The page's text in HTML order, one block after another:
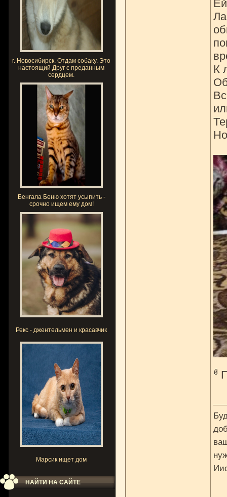
г. Новосибирск. Отдам собаку. Это
настоящий Друг с преданным
сердцем.
Бенгала Беню хотят усыпить -
срочно ищем ему дом!
Рекс - джентельмен и красавчик
Марсик ищет дом
НАЙТИ НА САЙТЕ
К